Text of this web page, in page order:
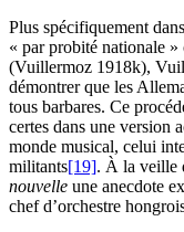
Plus spécifiquement
« par probité nationale
(Vuillermoz 1918k),
démontrer que les
tous barbares. Ce
certes dans une version
monde musical, celui
militants[19]. À la veille
nouvelle une anecdote
chef d’orchestre